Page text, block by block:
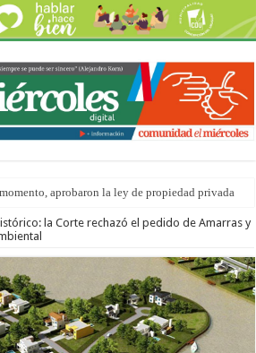
aprobaron la ley de propiedad privada
el 35% de los 90 niños, niñas y adolescentes que
la Corte rechazó el pedido de Amarras y